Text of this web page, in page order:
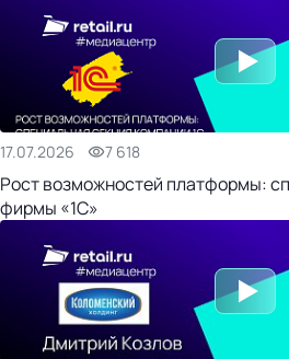
17.07.2026 7 618
Рост возможностей платформы:
фирмы «1С»